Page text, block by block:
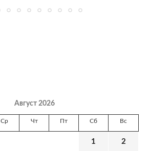
Август 2026
Ср Чт Пт Сб Вс
1 2